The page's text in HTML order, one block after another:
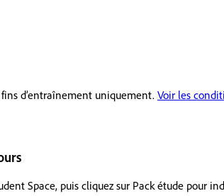
d’entraînement uniquement. Voir les
Space, puis cliquez sur Pack étude pour